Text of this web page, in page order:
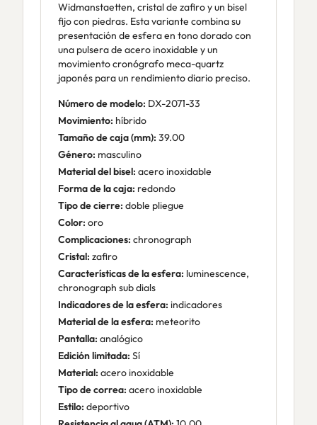
Widmanstaetten, cristal de zafiro y un bisel
fijo con piedras. Esta variante combina su
presentación de esfera en tono dorado con
una pulsera de acero inoxidable y un
movimiento cronógrafo meca-quartz
japonés para un rendimiento diario preciso.
Número de modelo: DX-2071-33
Movimiento: híbrido
Tamaño de caja (mm): 39.00
Género: masculino
Material del bisel: acero inoxidable
Forma de la caja: redondo
Tipo de cierre: doble pliegue
Color: oro
Complicaciones: chronograph
Cristal: zafiro
Características de la esfera: luminescence,
chronograph sub dials
Indicadores de la esfera: indicadores
Material de la esfera: meteorito
Pantalla: analógico
Edición limitada: Sí
Material: acero inoxidable
Tipo de correa: acero inoxidable
Estilo: deportivo